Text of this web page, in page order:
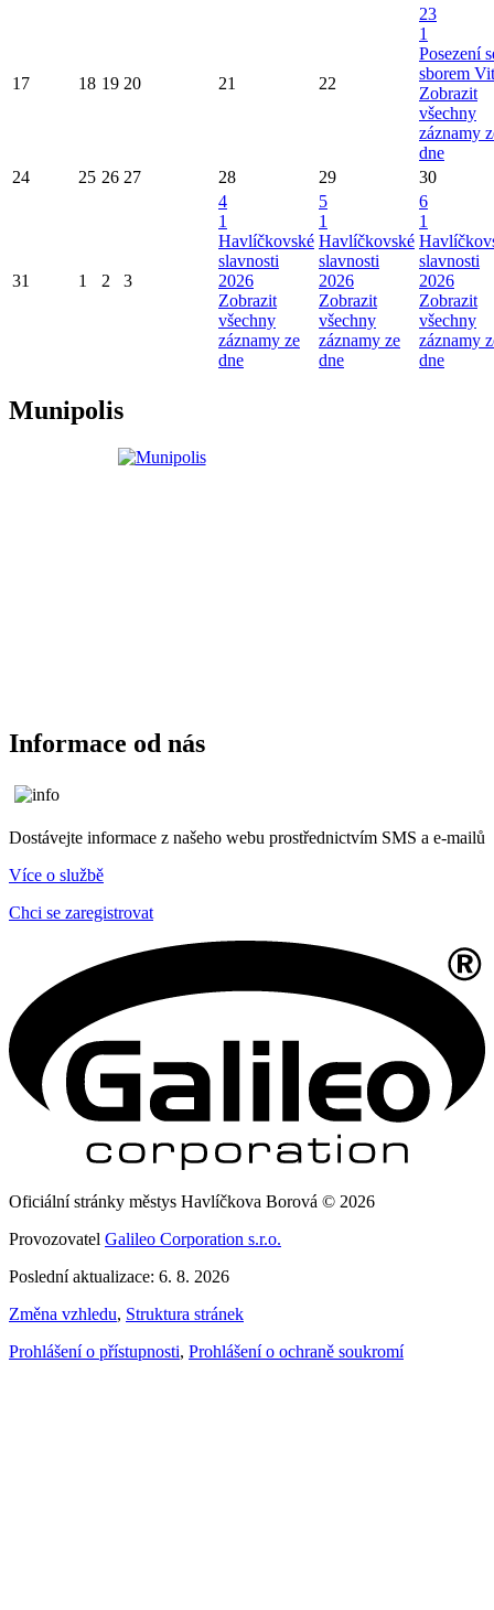
17 18 19 20 21 22
23
1
Posezení
sborem
Zobrazit
všechny
záznamy
dne
24
25 26 27 28 29 30
31 1 2 3
4
1
Havlíčkovské
slavnosti
2026
Zobrazit
všechny
záznamy ze
dne
5
1
Havlíčkovské
slavnosti
2026
Zobrazit
všechny
záznamy ze
dne
6
1
slavnosti
2026
Zobrazit
všechny
záznamy
dne
Munipolis
Informace od nás
Dostávejte informace z našeho webu prostřednictvím SMS a e-mailů
Více o službě
Chci se zaregistrovat
Oficiální stránky městys Havlíčkova Borová © 2026
Provozovatel Galileo Corporation s.r.o.
Poslední aktualizace: 6. 8. 2026
Změna vzhledu, Struktura stránek
Prohlášení o přístupnosti, Prohlášení o ochraně soukromí